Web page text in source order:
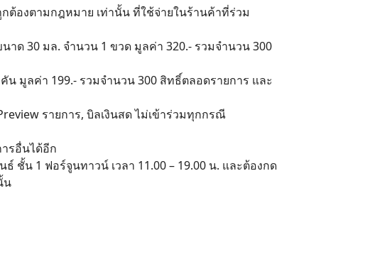
ต้องตามกฎหมาย เท่านั้น ที่ใช้จ่ายในร้านค้าที่ร่วม
าด 30 มล. จำนวน 1 ขวด มูลค่า 320.- รวมจำนวน 300
มูลค่า 199.- รวมจำนวน 300 สิทธิ์ตลอดรายการ และ
รายการ, บิลเงินสด ไม่เข้าร่วมทุกกรณี
รอื่นได้อีก
ชั้น 1 ฟอร์จูนทาวน์ เวลา 11.00 – 19.00 น. และต้องกด
น